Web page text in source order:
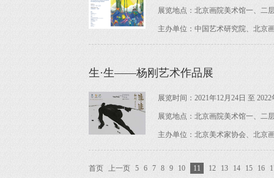
展览地点：北京画院美术馆一、二
主办单位：中国艺术研究院、北京
生·生——杨刚艺术作品展
展览时间：2021年12月24日 至 2022
展览地点：北京画院美术馆一、二
主办单位：北京美术家协会、北京
首页 上一页 5 6 7 8 9 10 11 12 13 14 15 16